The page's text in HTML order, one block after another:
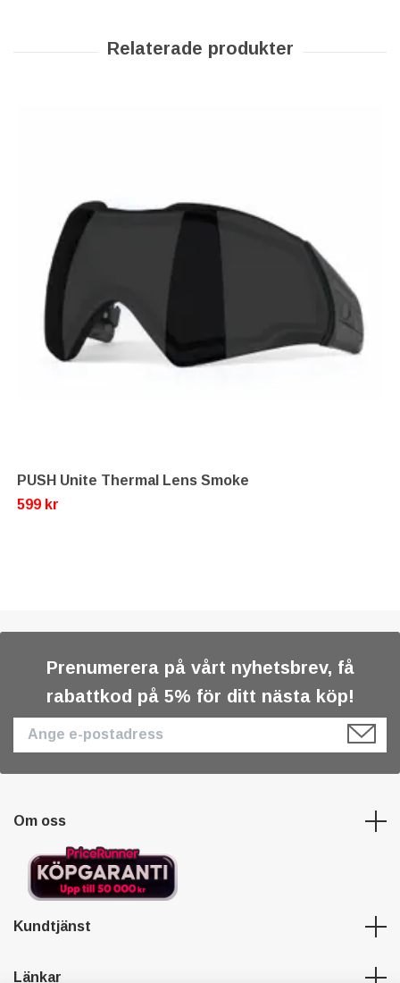
PUSH Unite Thermal Lens Smoke
599 kr
Prenumerera på vårt nyhetsbrev, få
rabattkod på 5% för ditt nästa köp!
Om oss
Kundtjänst
Länkar